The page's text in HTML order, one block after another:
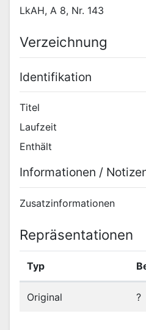
LkAH, A 8, Nr. 143
Verzeichnung
Identifikation
Titel
Laufzeit
Enthält
Informationen /
Zusatzinformationen
Repräsentationen
Typ
Original ?